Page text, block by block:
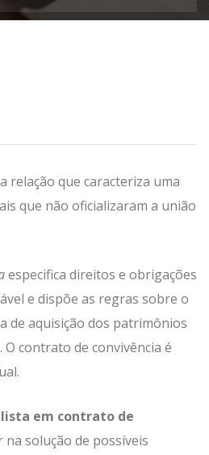
relação que caracteriza uma
que não oficializaram a união
especifica direitos e obrigações
e dispõe as regras sobre o
de aquisição dos patrimônios
O contrato de convivência é
em contrato de
na solução de possíveis